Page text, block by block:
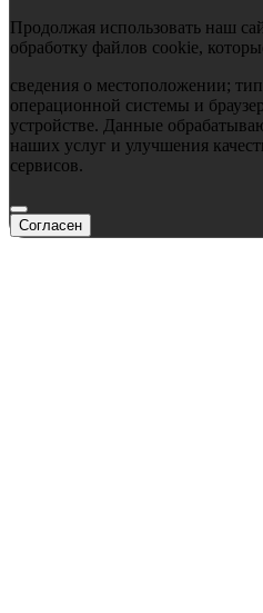
Продолжая использовать наш
обработку файлов cookie,
сведения о местоположении;
операционной системы и
устройстве. Данные
наших услуг и улучшения
сервисов.
Согласен